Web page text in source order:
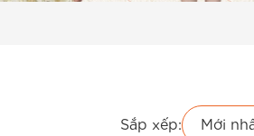
Sắp xếp: